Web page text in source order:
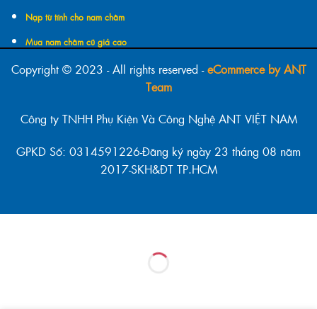
Nạp từ tính cho nam châm
Mua nam châm cũ giá cao
Copyright © 2023 - All rights reserved -eCommerce by ANT
Team
Công ty TNHH Phụ Kiện Và Công Nghệ ANT VIỆT NAM
GPKD Số: 0314591226-Đăng ký ngày 23 tháng 08 năm
2017-SKH&ĐT TP.HCM